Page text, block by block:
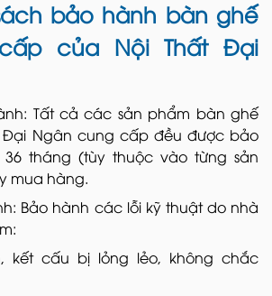
bảo hành bàn ghế
của Nội Thất Đại
Tất cả các sản phẩm bàn ghế
Đại Ngân cung cấp đều được bảo
tháng (tùy thuộc vào từng sản
mua hàng.
Bảo hành các lỗi kỹ thuật do nhà
kết cấu bị lỏng lẻo, không chắc